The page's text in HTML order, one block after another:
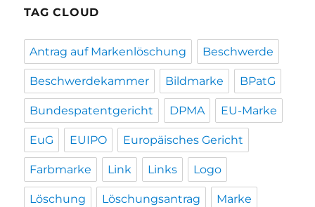
TAG CLOUD
Antrag auf Markenlöschung Beschwerde
Beschwerdekammer Bildmarke BPatG
Bundespatentgericht DPMA EU-Marke
EuG EUIPO Europäisches Gericht
Farbmarke Link Links Logo
Löschung Löschungsantrag Marke